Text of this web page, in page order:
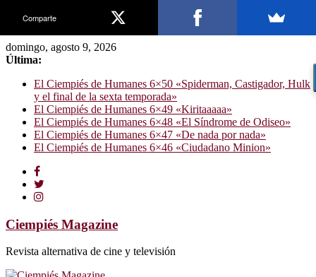
domingo, agosto 9, 2026
Última:
El Ciempiés de Humanes 6×50 «Spiderman, Castigador, Hulk
y el final de la sexta temporada»
El Ciempiés de Humanes 6×49 «Kiritaaaaa»
El Ciempiés de Humanes 6×48 «El Síndrome de Odiseo»
El Ciempiés de Humanes 6×47 «De nada por nada»
El Ciempiés de Humanes 6×46 «Ciudadano Minion»
Ciempiés Magazine
Revista alternativa de cine y televisión
Comparte